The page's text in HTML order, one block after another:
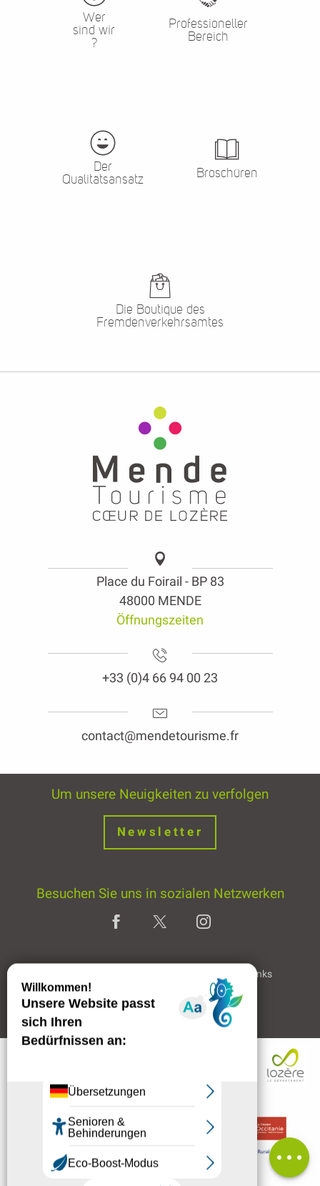
Kommentare
Wer
sind wir
?
Professioneller
Bereich
Der
Qualitätsansatz
Broschüren
Die Boutique des
Fremdenverkehrsamtes
Place du Foirail - BP 83
48000 MENDE
Öffnungszeiten
+33 (0)4 66 94 00 23
contact@mendetourisme.fr
Um unsere Neuigkeiten zu verfolgen
Newsletter
Besuchen Sie uns in sozialen Netzwerken
Partner & Links
Professioneller Bereich